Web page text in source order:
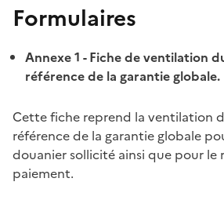
Formulaires
Annexe 1 - Fiche de ventilation
référence de la garantie globale.
Cette fiche reprend la ventilation
référence de la garantie globale
douanier sollicité ainsi que pour le
paiement.